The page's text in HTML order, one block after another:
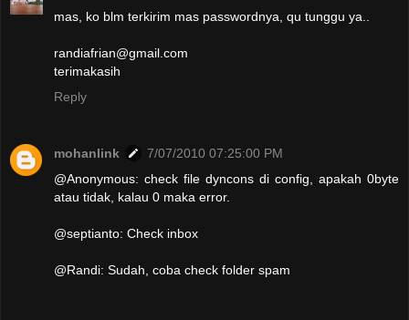
mas, ko blm terkirim mas passwordnya, qu tunggu ya..
randiafrian@gmail.com
terimakasih
Reply
mohanlink
7/07/2010 07:25:00 PM
@Anonymous: check file dyncons di config, apakah 0byte
atau tidak, kalau 0 maka error.
@septianto: Check inbox
@Randi: Sudah, coba check folder spam